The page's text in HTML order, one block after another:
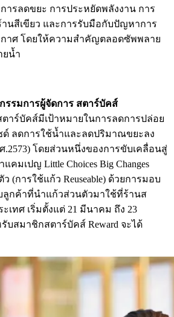
ารลดขยะ การประหยัดพลังงาน การ
นสีเขียว และการรับมือกับปัญหาการ
าศ โดยให้ความสำคัญตลอดซัพพลาย
ยนํ้า
รรมการผู้จัดการ สตาร์บัคส์
ตาร์บัคส์มีเป้าหมายในการลดการปล่อย
ลดการใช้นํ้าและลดปริมาณขยะลง
.2573) โดยส่วนหนึ่งของการขับเคลื่อนสู่
คมเปญ Little Choices Big Changes
(การใช้แก้ว Reuseable) ด้วยการมอบ
ลูกค้าที่นำแก้วส่วนตัวมาใช้ที่ร้านส
เทศ เริ่มตั้งแต่ 21 มีนาคม ถึง 23
บสมาชิกสตาร์บัคส์ Reward จะได้